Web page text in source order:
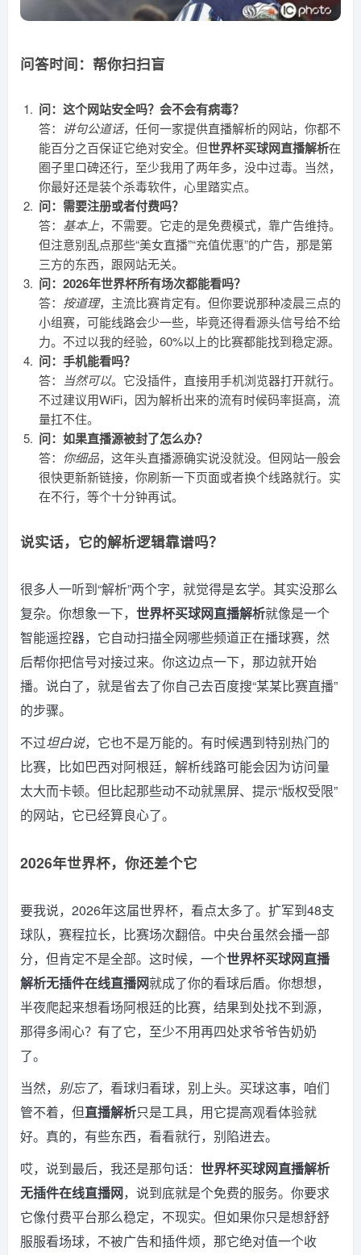
问答时间：帮你扫扫盲
问：这个网站安全吗？会不会有病毒？
答： 讲句公道话，任何一家提供直播解析的网站，你都不
能百分之百保证它绝对安全。但世界杯买球网直播解析在
圈子里口碑还行，至少我用了两年多，没中过毒。当然，
你最好还是装个杀毒软件，心里踏实点。
问：需要注册或者付费吗？
答： 基本上，不需要。它走的是免费模式，靠广告维持。
但注意别乱点那些“美女直播”“充值优惠”的广告，那是第
三方的东西，跟网站无关。
问：2026年世界杯所有场次都能看吗？
答： 按道理，主流比赛肯定有。但你要说那种凌晨三点的
小组赛，可能线路会少一些，毕竟还得看源头信号给不给
力。不过以我的经验，60%以上的比赛都能找到稳定源。
问：手机能看吗？
答： 当然可以。它没插件，直接用手机浏览器打开就行。
不过建议用WiFi，因为解析出来的流有时候码率挺高，流
量扛不住。
问：如果直播源被封了怎么办？
答： 你细品，这年头直播源确实说没就没。但网站一般会
很快更新新链接，你刷新一下页面或者换个线路就行。实
在不行，等个十分钟再试。
说实话，它的解析逻辑靠谱吗？
很多人一听到“解析”两个字，就觉得是玄学。其实没那么
复杂。你想象一下， 世界杯买球网直播解析就像是一个
智能遥控器，它自动扫描全网哪些频道正在播球赛，然
后帮你把信号对接过来。你这边点一下，那边就开始
播。说白了，就是省去了你自己去百度搜“某某比赛直播”
的步骤。
不过坦白说，它也不是万能的。有时候遇到特别热门的
比赛，比如巴西对阿根廷，解析线路可能会因为访问量
太大而卡顿。但比起那些动不动就黑屏、提示“版权受限”
的网站，它已经算良心了。
2026年世界杯，你还差个它
要我说，2026年这届世界杯，看点太多了。扩军到48支
球队，赛程拉长，比赛场次翻倍。中央台虽然会播一部
分，但肯定不是全部。这时候，一个世界杯买球网直播
解析无插件在线直播网就成了你的看球后盾。你想想，
半夜爬起来想看场阿根廷的比赛，结果到处找不到源，
那得多闹心？有了它，至少不用再四处求爷爷告奶奶
了。
当然， 别忘了，看球归看球，别上头。买球这事，咱们
管不着，但直播解析只是工具，用它提高观看体验就
好。真的，有些东西，看看就行，别陷进去。
哎，说到最后，我还是那句话： 世界杯买球网直播解析
无插件在线直播网，说到底就是个免费的服务。你要求
它像付费平台那么稳定，不现实。但如果你只是想舒舒
服服看场球，不被广告和插件烦，那它绝对值一个收